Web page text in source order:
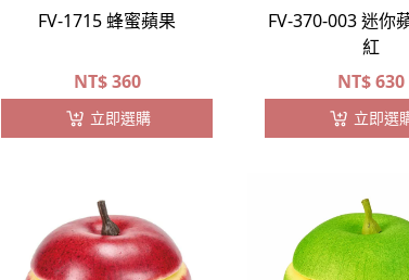
FV-1715 蜂蜜蘋果
NT$360
立即選購
FV-370-003 迷你
紅
NT$630
立即選